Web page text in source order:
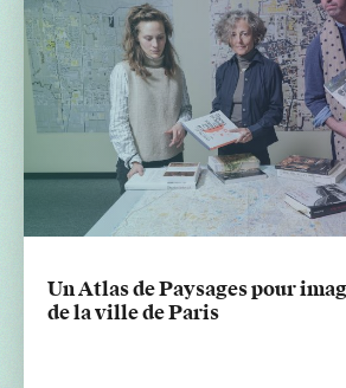
Un Atlas de Paysages pour
de la ville de Paris